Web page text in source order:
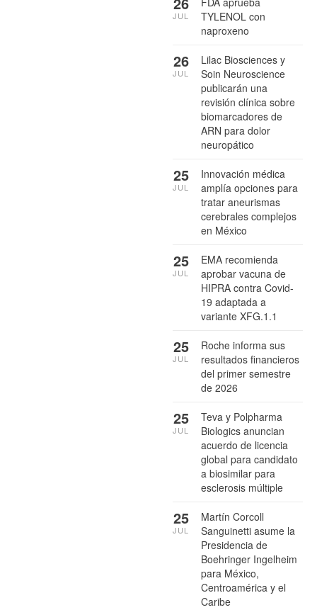
TYLENOL con
naproxeno
JUL
Lilac Biosciences y
Soin Neuroscience
publicarán una
revisión clínica sobre
biomarcadores de
ARN para dolor
neuropático
26
JUL
Innovación médica
amplía opciones para
tratar aneurismas
cerebrales complejos
en México
25
JUL
EMA recomienda
aprobar vacuna de
HIPRA contra Covid-
19 adaptada a
variante XFG.1.1
25
JUL
Roche informa sus
resultados financieros
del primer semestre
de 2026
25
JUL
Teva y Polpharma
Biologics anuncian
acuerdo de licencia
global para candidato
a biosimilar para
esclerosis múltiple
25
JUL
Martín Corcoll
Sanguinetti asume la
Presidencia de
Boehringer Ingelheim
para México,
Centroamérica y el
Caribe
25
JUL